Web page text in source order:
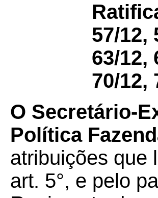
57/12,
63/12,
70/12,
O Secretário-
Política
atribuições que
art. 5°, e pelo